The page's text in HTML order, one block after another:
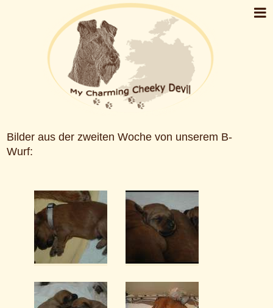
Bilder aus der zweiten Woche von unserem B-
Wurf: